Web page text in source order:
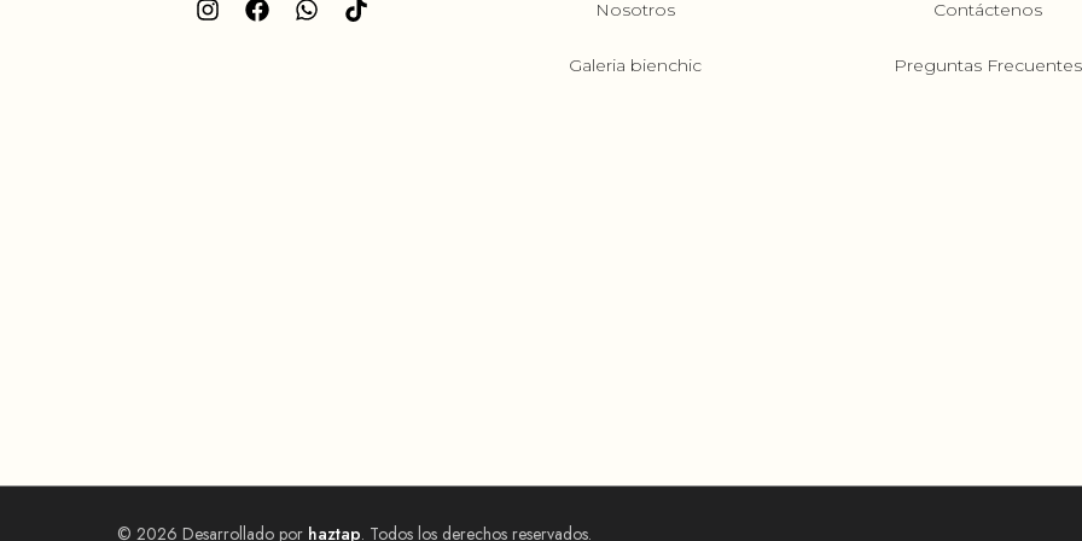
Nosotros
Galeria bienchic
Contáctenos
Preguntas Frecuentes
© 2026 Desarrollado por haztap. Todos los derechos reservados.